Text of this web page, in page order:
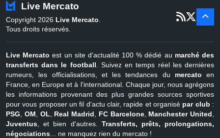
Belgique
juil - 31
Live Mercato
Copyright 2026 Live Mercato
Tous droits réservés.
Live Mercato est un site d'actualité 100 % dédié au marché des
transferts dans le football . Suivez en temps réel les dernières
rumeurs, les officialisations, et les tendances du mercato en
France, en Europe et à l'international. Chaque jour, nous agrégons
les informations provenant des plus grandes sources sportives
pour vous proposer un fil d'actu clair, rapide et organisé par club :
PSG
OM OL Real Madrid FC Barcelone, Manchester United
Juventus , et bien d'autres. Transferts, prêts, prolongations,
négociations ... ne manquez rien du mercato !